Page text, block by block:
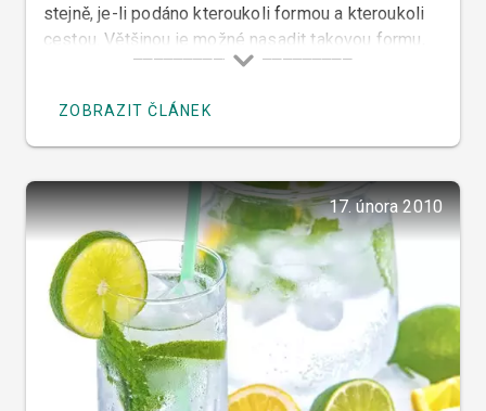
stejně, je-li podáno kteroukoli formou a kteroukoli
cestou. Většinou je možné nasadit takovou formu,
která pacientovi vyhovuje.
ZOBRAZIT ČLÁNEK
17. února 2010